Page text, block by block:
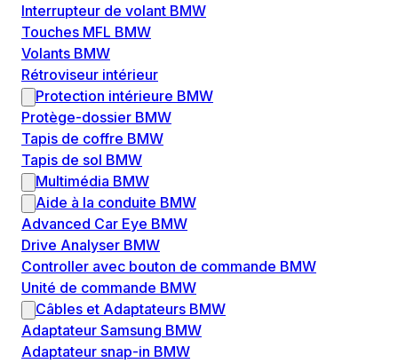
Interrupteur de volant BMW
Touches MFL BMW
Volants BMW
Rétroviseur intérieur
Protection intérieure BMW
Protège-dossier BMW
Tapis de coffre BMW
Tapis de sol BMW
Multimédia BMW
Aide à la conduite BMW
Advanced Car Eye BMW
Drive Analyser BMW
Controller avec bouton de commande BMW
Unité de commande BMW
Câbles et Adaptateurs BMW
Adaptateur Samsung BMW
Adaptateur snap-in BMW